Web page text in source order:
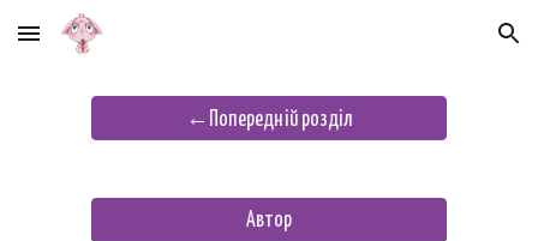
Skip to main content Skip to navigation
←Попередній розділ
Автор